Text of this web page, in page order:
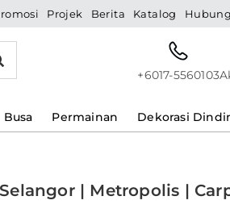
Projek Berita Katalog
+6017-5560103
Busa Permainan Dekorasi
| Metropolis |